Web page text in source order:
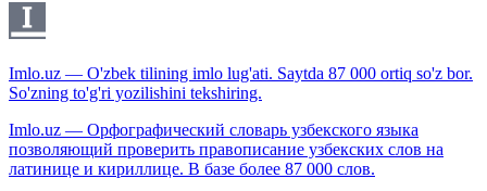
Imlo.uz — O'zbek tilining imlo lug'ati. Saytda 87 000 ortiq so'z bor.
So'zning to'g'ri yozilishini tekshiring.
Imlo.uz — Орфографический словарь узбекского языка
позволяющий проверить правописание узбекских слов на
латинице и кириллице. В базе более 87 000 слов.